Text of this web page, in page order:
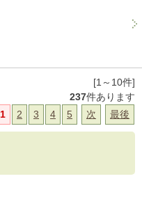
[1～10件]
237件あります
1
2 3 4 5 次 最後